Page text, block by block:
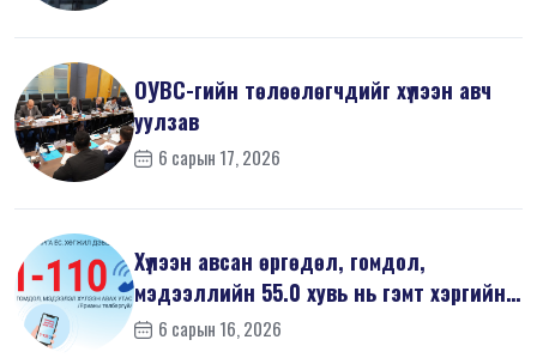
ОУВС-гийн төлөөлөгчдийг хүлээн авч
уулзав
6 сарын 17, 2026
Хүлээн авсан өргөдөл, гомдол,
мэдээллийн 55.0 хувь нь гэмт хэргийн
шин...
6 сарын 16, 2026